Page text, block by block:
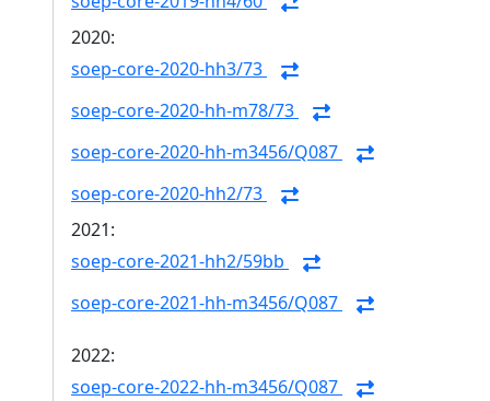
2020:
soep-core-2020-hh3/73
soep-core-2020-hh-m78/73
soep-core-2020-hh-m3456/Q087
soep-core-2020-hh2/73
2021:
soep-core-2021-hh2/59bb
soep-core-2021-hh-m3456/Q087
2022:
soep-core-2022-hh-m3456/Q087